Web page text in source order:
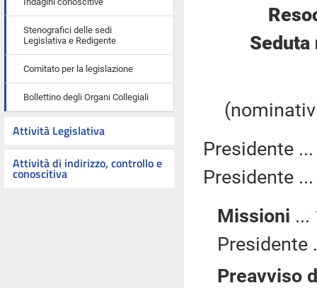
Stenografici delle sedi
Legislativa e Redigente
Comitato per la legislazione
Bollettino degli Organi Collegiali
Attività Legislativa
Attività di indirizzo, controllo e
conoscitiva
Presidente
Presidente
Missioni ...
Presidente
Preavviso